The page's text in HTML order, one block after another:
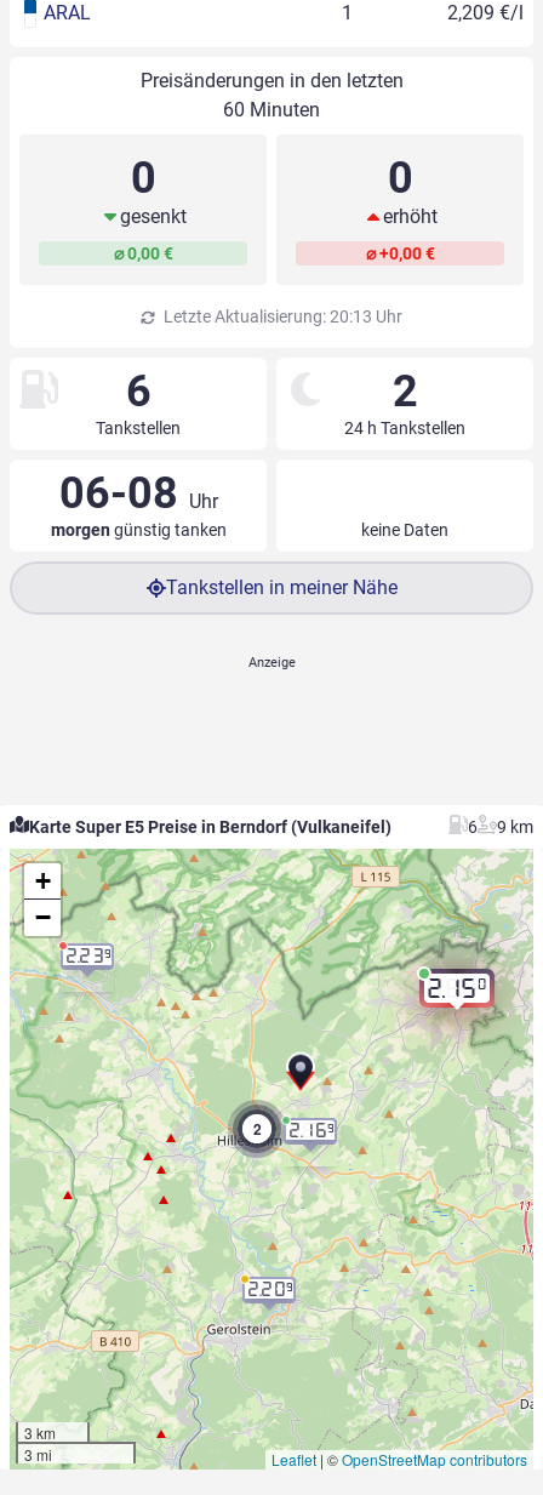
ARAL 1 2,209 €/l
Preisänderungen in den letzten
60 Minuten
0
gesenkt
⌀ 0,00 €
0
erhöht
⌀ +0,00 €
Letzte Aktualisierung: 20:13 Uhr
6
Tankstellen
2
24 h Tankstellen
06-08 Uhr
morgengünstig tanken keine Daten
Tankstellen in meiner Nähe
Karte Super E5 Preise in Berndorf (Vulkaneifel) 6 9 km
2.150
2.239
2.209
2.169
2
+
−
3 km
3 mi
Leaflet | ©OpenStreetMap contributors